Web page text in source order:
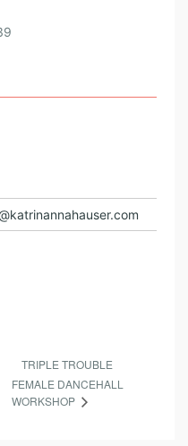
TRIPLE TROUBLE
FEMALE DANCEHALL
WORKSHOP